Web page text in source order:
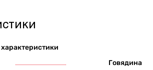
Говядина